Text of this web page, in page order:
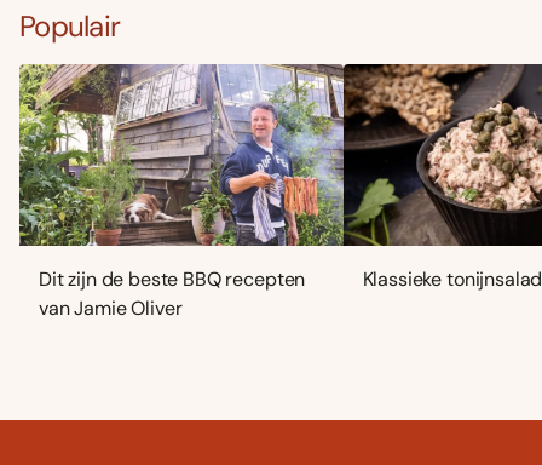
Populair
Dit zijn de beste BBQ recepten
van Jamie Oliver
Klassieke